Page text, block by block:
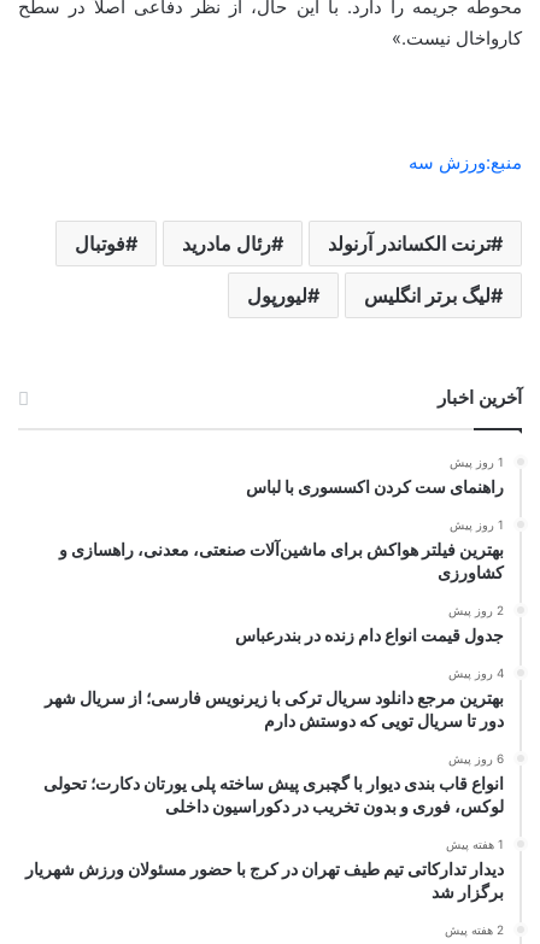
محوطه جریمه را دارد. با این حال، از نظر دفاعی اصلاً در سطح
کارواخال نیست.»
منبع:ورزش سه
ترنت الکساندر آرنولد رئال مادرید فوتبال
لیگ برتر انگلیس لیورپول
آخرین اخبار
1 روز پیش
راهنمای ست کردن اکسسوری با لباس
1 روز پیش
بهترین فیلتر هواکش برای ماشین‌آلات صنعتی، معدنی، راهسازی و
کشاورزی
2 روز پیش
جدول قیمت انواع دام زنده در بندرعباس
4 روز پیش
بهترین مرجع دانلود سریال ترکی با زیرنویس فارسی؛ از سریال شهر
دور تا سریال تویی که دوستش دارم
6 روز پیش
انواع قاب بندی دیوار با گچبری پیش ساخته پلی یورتان دکارت؛ تحولی
لوکس، فوری و بدون تخریب در دکوراسیون داخلی
1 هفته پیش
دیدار تدارکاتی تیم طیف تهران در کرج با حضور مسئولان ورزش شهریار
برگزار شد
2 هفته پیش